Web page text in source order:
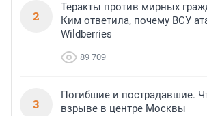
2
Теракты против мирных
Ким ответила, почему ВСУ
Wildberries
89 709
3
Погибшие и пострадавшие.
взрыве в центре Москвы